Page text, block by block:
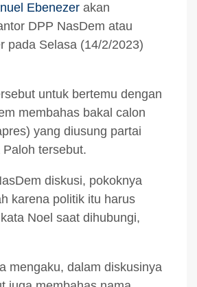
Ebenezer akan
DPP NasDem atau
pada Selasa (14/2/2023)
untuk bertemu dengan
membahas bakal calon
yang diusung partai
tersebut.
diskusi, pokoknya
karena politik itu harus
Noel saat dihubungi,
mengaku, dalam diskusinya